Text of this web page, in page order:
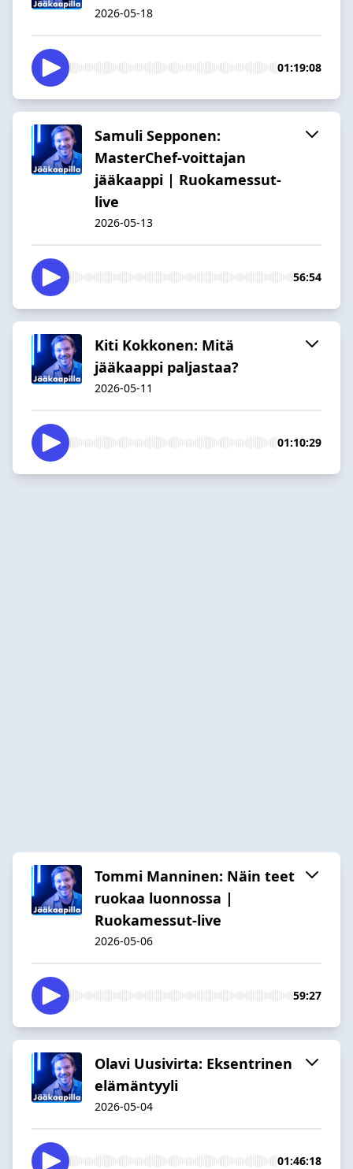
2026-05-18
01:19:08
Samuli Sepponen:
MasterChef-voittajan
jääkaappi | Ruokamessut-
live
2026-05-13
56:54
Kiti Kokkonen: Mitä
jääkaappi paljastaa?
2026-05-11
01:10:29
Tommi Manninen: Näin teet
ruokaa luonnossa |
Ruokamessut-live
2026-05-06
59:27
Olavi Uusivirta: Eksentrinen
elämäntyyli
2026-05-04
01:46:18